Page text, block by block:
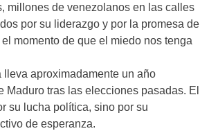
millones de venezolanos en las calles
por su liderazgo y por la promesa de
momento de que el miedo nos tenga
aproximadamente un año
tras las elecciones pasadas. El
su lucha política, sino por su
de esperanza.